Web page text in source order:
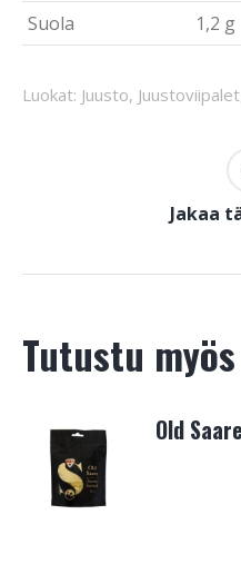
Suola
1,2 g
Luokat: Juusto, Juustoviipalet
Jakaa
Tutustu myös
Old